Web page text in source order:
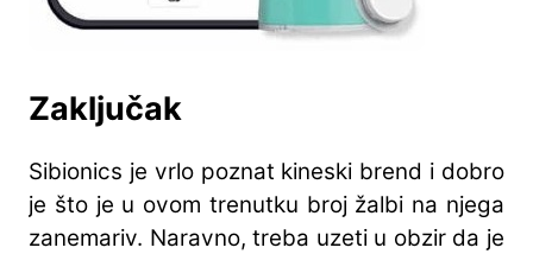
Zaključak
Sibionics je vrlo poznat kineski brend i dobro
je što je u ovom trenutku broj žalbi na njega
zanemariv. Naravno, treba uzeti u obzir da je